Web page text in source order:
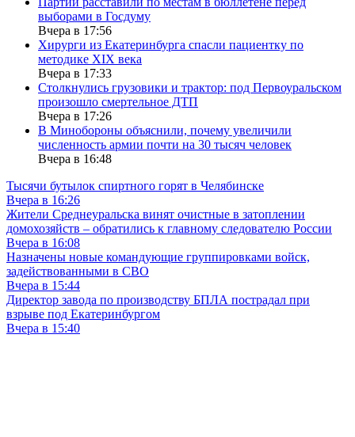
выборами в Госдуму
Вчера в 17:56
Хирурги из Екатеринбурга спасли пациентку по
методике XIX века
Вчера в 17:33
Столкнулись грузовики и трактор: под Первоуральском
произошло смертельное ДТП
Вчера в 17:26
В Минобороны объяснили, почему увеличили
численность армии почти на 30 тысяч человек
Вчера в 16:48
Тысячи бутылок спиртного горят в Челябинске
Вчера в 16:26
Жители Среднеуральска винят очистные в затоплении
домохозяйств – обратились к главному следователю России
Вчера в 16:08
Назначены новые командующие группировками войск,
задействованными в СВО
Вчера в 15:44
Директор завода по производству БПЛА пострадал при
взрыве под Екатеринбургом
Вчера в 15:40